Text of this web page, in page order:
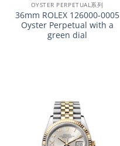
OYSTER PERPETUAL系列
36mm ROLEX 126000-0005
Oyster Perpetual with a
green dial